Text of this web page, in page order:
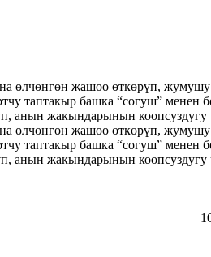
өлчөнгөн жашоо өткөрүп,
таптакыр башка “согуш” менен
жакындарынын коопсуздугу
өлчөнгөн жашоо өткөрүп,
таптакыр башка “согуш” менен
жакындарынын коопсуздугу
Банк